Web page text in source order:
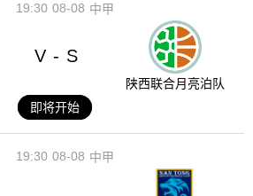
08-08
19:30 中甲
V - S
陕西联合月亮泊队
即将开始
08-08
19:30 中甲